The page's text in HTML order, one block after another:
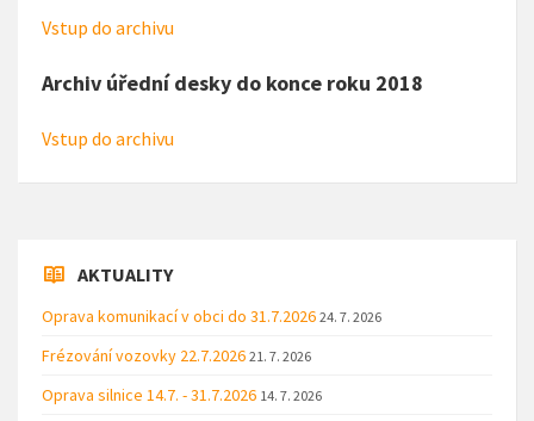
Vstup do archivu
Archiv úřední desky do konce roku 2018
Vstup do archivu
AKTUALITY
Oprava komunikací v obci do 31.7.2026 24. 7. 2026
Frézování vozovky 22.7.2026 21. 7. 2026
Oprava silnice 14.7. - 31.7.2026 14. 7. 2026